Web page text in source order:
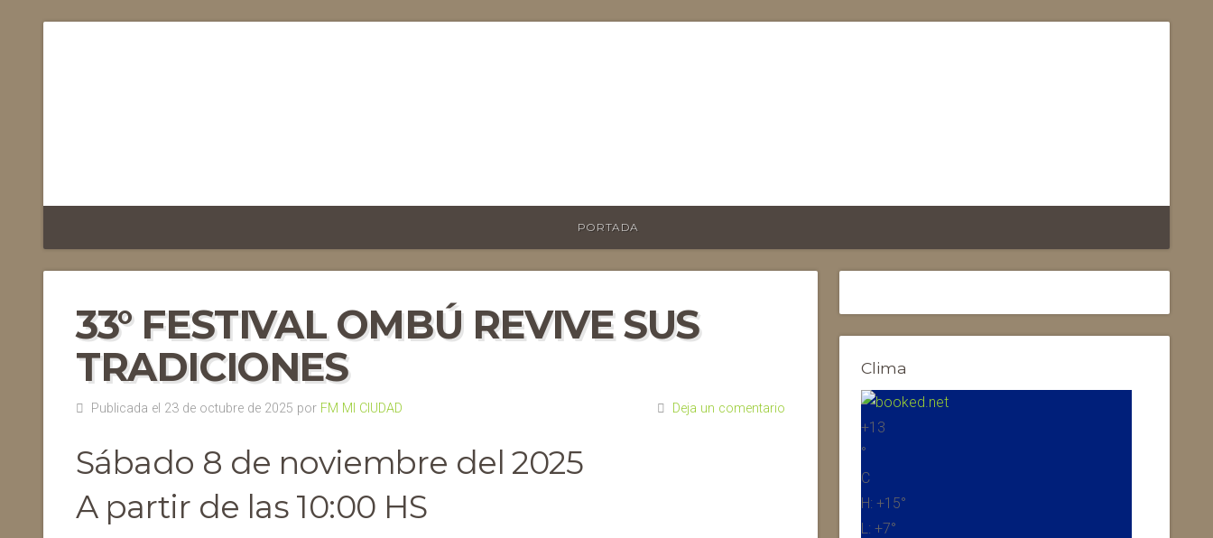
PORTADA
33° FESTIVAL OMBÚ REVIVE SUS
TRADICIONES
Publicada el 23 de octubre de 2025 por FM MI CIUDAD Deja un comentario
Sábado 8 de noviembre del 2025
A partir de las 10:00 HS
Clima
+13
°
C
H: +15°
L: +7°